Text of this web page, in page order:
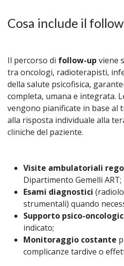
Cosa include il
Il percorso di follow-up viene
tra oncologi, radioterapisti,
della salute psicofisica,
completa, umana e integrata.
vengono pianificate in base
alla risposta individuale alla
cliniche del paziente.
Visite ambulatoriali
Dipartimento Gemelli ART;
Esami diagnostici
strumentali) quando
Supporto psico-
indicato;
Monitoraggio costante
complicanze tardive o